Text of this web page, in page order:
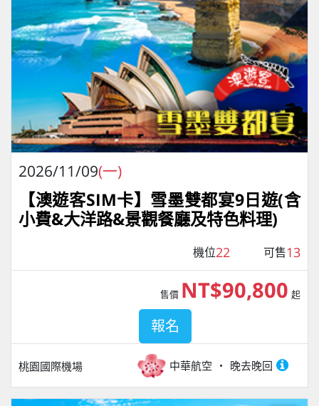
2026/11/09(一)
【澳遊客SIM卡】雪墨雙都宴9日遊(含
小費&大洋路&景觀餐廳及特色料理)
機位22 可售13
桃園國際機場 中華航空 晚去晚回
售價 NT$90,800 起
報名